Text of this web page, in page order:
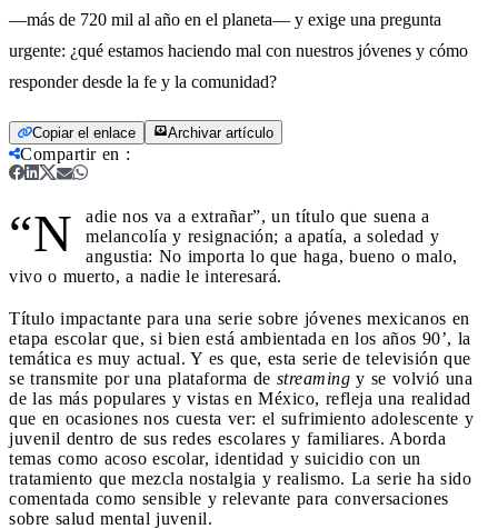
—más de 720 mil al año en el planeta— y exige una pregunta
urgente: ¿qué estamos haciendo mal con nuestros jóvenes y cómo
responder desde la fe y la comunidad?
Copiar el enlace Archivar artículo
Compartir en :
“N
adie nos va a extrañar”, un título que suena a
melancolía y resignación; a apatía, a soledad y
angustia: No importa lo que haga, bueno o malo,
vivo o muerto, a nadie le interesará.
Título impactante para una serie sobre jóvenes mexicanos en
etapa escolar que, si bien está ambientada en los años 90’, la
temática es muy actual. Y es que, esta serie de televisión que
se transmite por una plataforma de streaming y se volvió una
de las más populares y vistas en México, refleja una realidad
que en ocasiones nos cuesta ver: el sufrimiento adolescente y
juvenil dentro de sus redes escolares y familiares. Aborda
temas como acoso escolar, identidad y suicidio con un
tratamiento que mezcla nostalgia y realismo. La serie ha sido
comentada como sensible y relevante para conversaciones
sobre salud mental juvenil.